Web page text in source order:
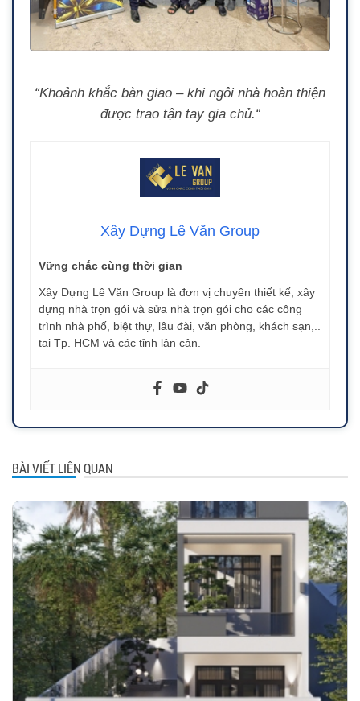
“Khoảnh khắc bàn giao – khi ngôi nhà hoàn thiện
được trao tận tay gia chủ.“
Xây Dựng Lê Văn Group
Vững chắc cùng thời gian
Xây Dựng Lê Văn Group là đơn vị chuyên thiết kế, xây
dựng nhà trọn gói và sửa nhà trọn gói cho các công
trình nhà phố, biệt thự, lâu đài, văn phòng, khách sạn,..
tại Tp. HCM và các tỉnh lân cận.
BÀI VIẾT LIÊN QUAN